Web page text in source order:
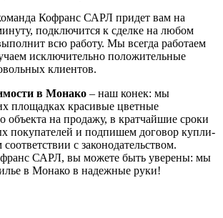
Кофранс САРЛ придет вам на
подключится к сделке на любом
всю работу. Мы всегда работаем
исключительно положительные
клиентов.
в Монако – наш конек: мы
площадках красивые цветные
объекта на продажу, в кратчайшие сроки
покупателей и подпишем договор купли-
с законодательством.
САРЛ, вы можете быть уверены: мы
в Монако в надежные руки!